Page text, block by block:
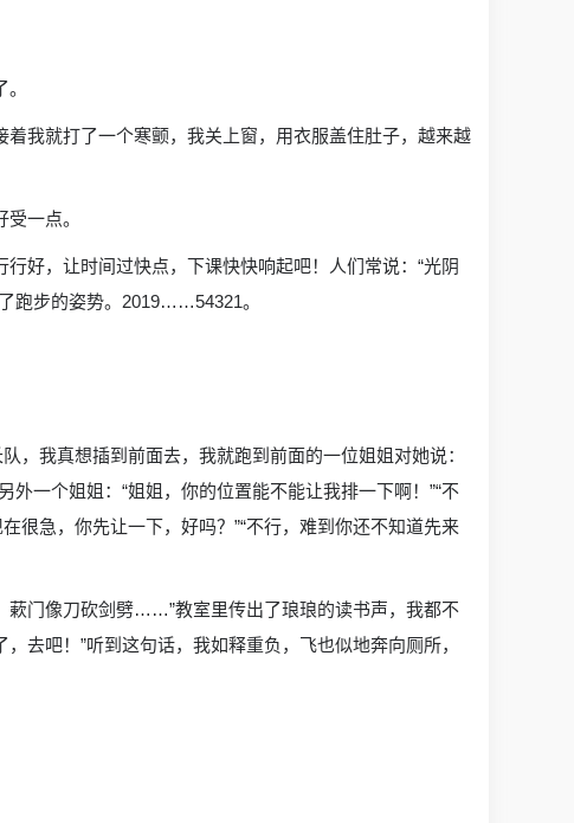
我就打了一个寒颤，我关上窗，用衣服盖住肚子，越来越
一点。
好，让时间过快点，下课快快响起吧！人们常说：“光阴
跑步的姿势。2019……54321。
我真想插到前面去，我就跑到前面的一位姐姐对她说：
一个姐姐：“姐姐，你的位置能不能让我排一下啊！”“不
很急，你先让一下，好吗？”“不行，难到你还不知道先来
蔌门像刀砍剑劈……”教室里传出了琅琅的读书声，我都不
去吧！”听到这句话，我如释重负，飞也似地奔向厕所，